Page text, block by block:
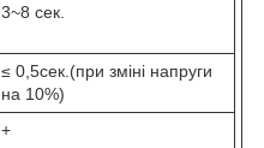
3~8 сек.
≤ 0,5сек.(при зміні напруги
на 10%)
+